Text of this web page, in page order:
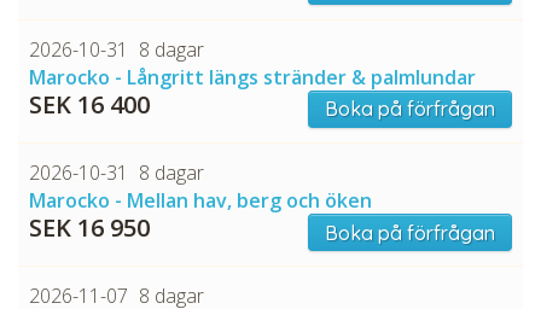
2026-10-31
8 dagar
Marocko - Långritt längs stränder & palmlundar
SEK 16 400 Boka på förfrågan
2026-10-31
8 dagar
Marocko - Mellan hav, berg och öken
SEK 16 950 Boka på förfrågan
2026-11-07 8 dagar